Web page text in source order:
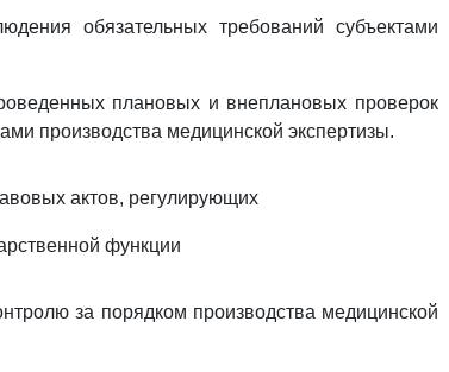
обязательных требований субъектами
плановых и внеплановых проверок
производства медицинской экспертизы.
актов, регулирующих
функции
за порядком производства медицинской